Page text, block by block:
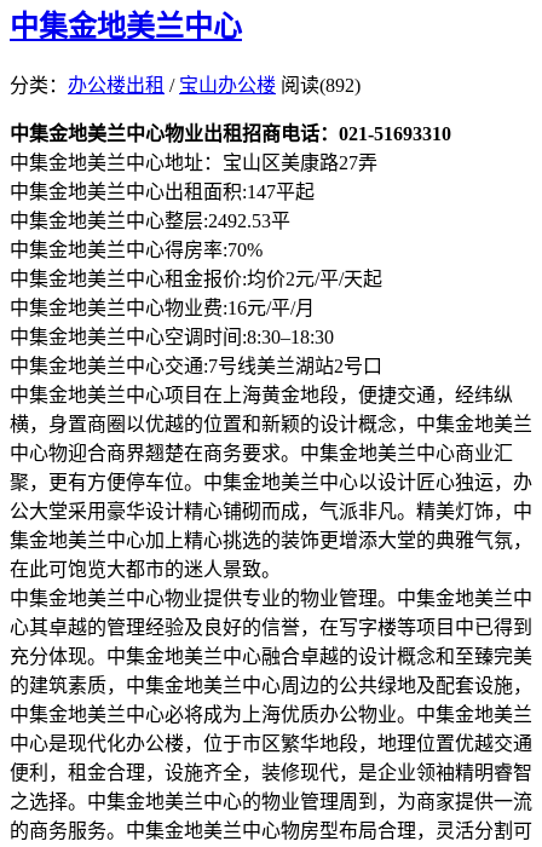
中集金地美兰中心
分类： 办公楼出租 / 宝山办公楼 阅读(892)
中集金地美兰中心物业出租招商电话：021-51693310
中集金地美兰中心地址：宝山区美康路27弄
中集金地美兰中心出租面积:147平起
中集金地美兰中心整层:2492.53平
中集金地美兰中心得房率:70%
中集金地美兰中心租金报价:均价2元/平/天起
中集金地美兰中心物业费:16元/平/月
中集金地美兰中心空调时间:8:30–18:30
中集金地美兰中心交通:7号线美兰湖站2号口
中集金地美兰中心项目在上海黄金地段，便捷交通，经纬纵
横，身置商圈以优越的位置和新颖的设计概念，中集金地美兰
中心物迎合商界翘楚在商务要求。中集金地美兰中心商业汇
聚，更有方便停车位。中集金地美兰中心以设计匠心独运，办
公大堂采用豪华设计精心铺砌而成，气派非凡。精美灯饰，中
集金地美兰中心加上精心挑选的装饰更增添大堂的典雅气氛，
在此可饱览大都市的迷人景致。
中集金地美兰中心物业提供专业的物业管理。中集金地美兰中
心其卓越的管理经验及良好的信誉，在写字楼等项目中已得到
充分体现。中集金地美兰中心融合卓越的设计概念和至臻完美
的建筑素质，中集金地美兰中心周边的公共绿地及配套设施，
中集金地美兰中心必将成为上海优质办公物业。中集金地美兰
中心是现代化办公楼，位于市区繁华地段，地理位置优越交通
便利，租金合理，设施齐全，装修现代，是企业领袖精明睿智
之选择。中集金地美兰中心的物业管理周到，为商家提供一流
的商务服务。中集金地美兰中心物房型布局合理，灵活分割可